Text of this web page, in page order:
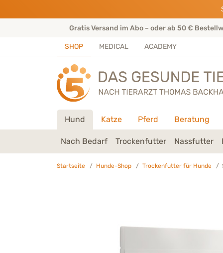
Gratis Versand im Abo – oder ab 50 €
SHOP MEDICAL ACADEMY
Hund Katze Pferd Beratung
Nach Bedarf Trockenfutter Nassfutter
Startseite Hunde-Shop Trockenfutter für Hunde